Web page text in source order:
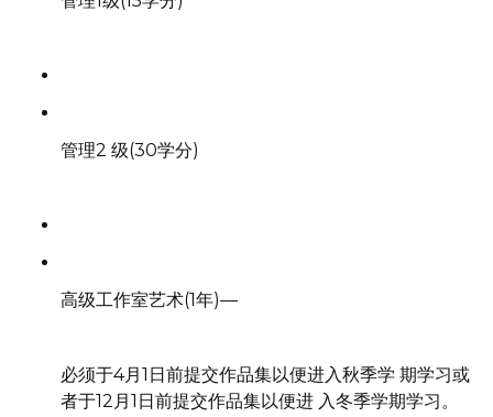
管理2 级(30学分)
高级工作室艺术(1年)—
必须于4月1日前提交作品集以便进入秋季学 期学习或
者于12月1日前提交作品集以便进 入冬季学期学习。